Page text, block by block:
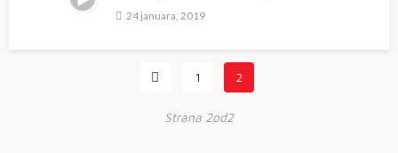
24 januara, 2019
1 2
Strana 2od2